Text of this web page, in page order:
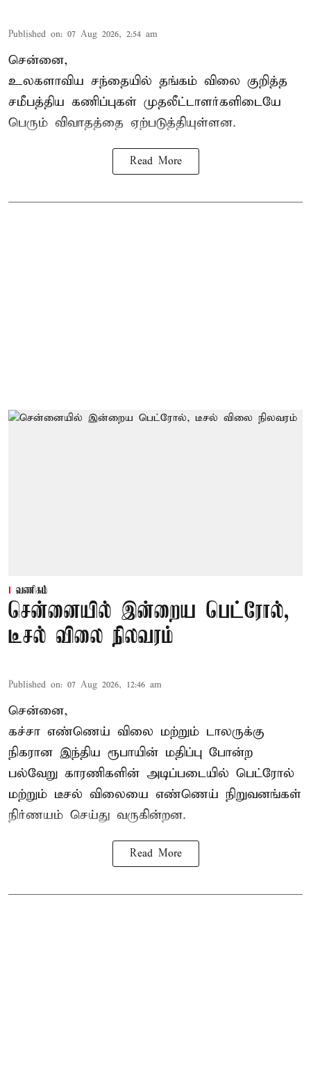
Published on: 07 Aug 2026, 2:54 am
சென்னை,
உலகளாவிய சந்தையில் தங்கம் விலை குறித்த
சமீபத்திய கணிப்புகள் முதலீட்டாளர்களிடையே
பெரும் விவாதத்தை ஏற்படுத்தியுள்ளன.
Read More
வணிகம்
சென்னையில் இன்றைய பெட்ரோல்,
டீசல் விலை நிலவரம்
Published on: 07 Aug 2026, 12:46 am
சென்னை,
கச்சா எண்ணெய் விலை மற்றும் டாலருக்கு
நிகரான இந்திய ரூபாயின் மதிப்பு போன்ற
பல்வேறு காரணிகளின் அடிப்படையில் பெட்ரோல்
மற்றும் டீசல் விலையை எண்ணெய் நிறுவனங்கள்
நிர்ணயம் செய்து வருகின்றன.
Read More